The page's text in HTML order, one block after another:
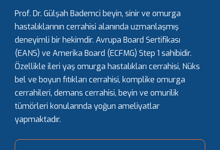
Prof. Dr. Gülşah Bademci beyin, sinir ve omurga
hastalıklarının cerrahisi alanında uzmanlaşmış
deneyimli bir hekimdir. Avrupa Board Sertifikası
(EANS) ve Amerika Board (ECFMG) Step 1 sahibidir.
Özellikle ileri yaş omurga hastalıkları cerrahisi, Nüks
bel ve boyun fıtıkları cerrahisi, komplike omurga
cerrahileri, demans cerrahisi, beyin ve omurilik
tümörleri konularında yoğun ameliyatlar
yapmaktadır.